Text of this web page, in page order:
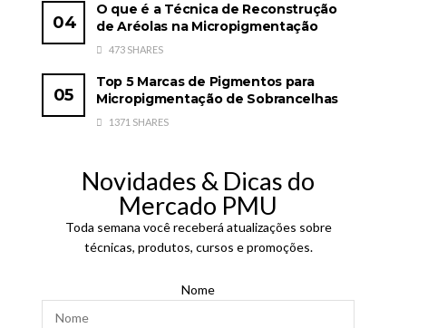
O que é a Técnica de Reconstrução
de Aréolas na Micropigmentação
473 SHARES
Top 5 Marcas de Pigmentos para
Micropigmentação de Sobrancelhas
1371 SHARES
Novidades & Dicas do
Mercado PMU
Toda semana você receberá atualizações sobre
técnicas, produtos, cursos e promoções.
Nome